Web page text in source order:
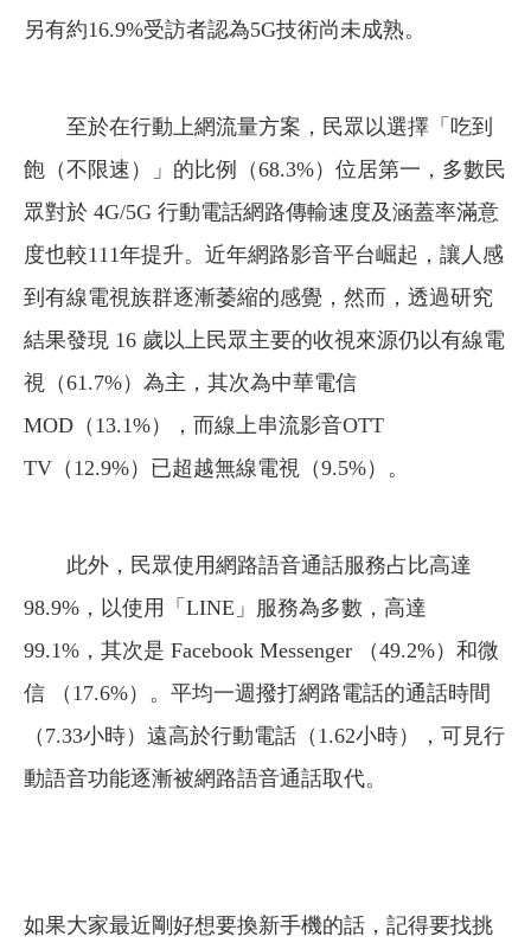
另有約16.9%受訪者認為5G技術尚未成熟。
至於在行動上網流量方案，民眾以選擇「吃到
飽（不限速）」的比例（68.3%）位居第一，多數民
眾對於 4G/5G 行動電話網路傳輸速度及涵蓋率滿意
度也較111年提升。近年網路影音平台崛起，讓人感
到有線電視族群逐漸萎縮的感覺，然而，透過研究
結果發現 16 歲以上民眾主要的收視來源仍以有線電
視（61.7%）為主，其次為中華電信
MOD（13.1%），而線上串流影音OTT
TV（12.9%）已超越無線電視（9.5%）。
此外，民眾使用網路語音通話服務占比高達
98.9%，以使用「LINE」服務為多數，高達
99.1%，其次是 Facebook Messenger （49.2%）和微
信 （17.6%）。平均一週撥打網路電話的通話時間
（7.33小時）遠高於行動電話（1.62小時），可見行
動語音功能逐漸被網路語音通話取代。
如果大家最近剛好想要換新手機的話，記得要找挑